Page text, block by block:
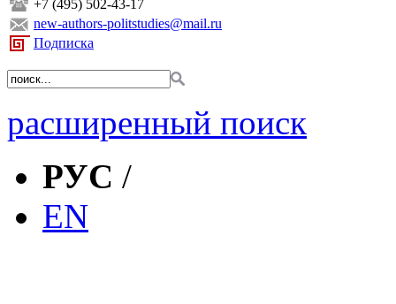
+7 (495) 502-43-17
new-authors-politstudies@mail.ru
Подписка
расширенный поиск
РУС /
EN